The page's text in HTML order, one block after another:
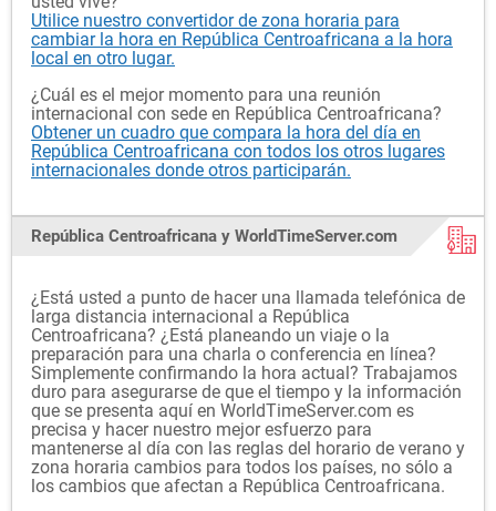
Utilice nuestro convertidor de zona horaria para
cambiar la hora en República Centroafricana a la hora
local en otro lugar.
¿Cuál es el mejor momento para una reunión
internacional con sede en República Centroafricana?
Obtener un cuadro que compara la hora del día en
República Centroafricana con todos los otros lugares
internacionales donde otros participarán.
República Centroafricana y WorldTimeServer.com
¿Está usted a punto de hacer una llamada telefónica de
larga distancia internacional a República
Centroafricana? ¿Está planeando un viaje o la
preparación para una charla o conferencia en línea?
Simplemente confirmando la hora actual? Trabajamos
duro para asegurarse de que el tiempo y la información
que se presenta aquí en WorldTimeServer.com es
precisa y hacer nuestro mejor esfuerzo para
mantenerse al día con las reglas del horario de verano y
zona horaria cambios para todos los países, no sólo a
los cambios que afectan a República Centroafricana.